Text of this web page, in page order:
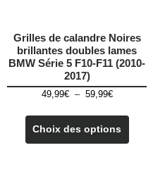
Grilles de calandre Noires
brillantes doubles lames
BMW Série 5 F10-F11 (2010-
2017)
49,99€ – 59,99€Plage
prix :
49,99€
à
Choix des options